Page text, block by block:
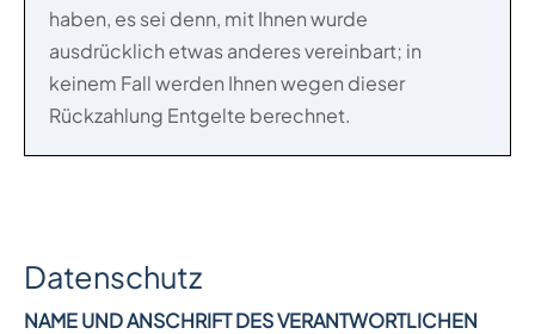
haben, es sei denn, mit Ihnen wurde
ausdrücklich etwas anderes vereinbart; in
keinem Fall werden Ihnen wegen dieser
Rückzahlung Entgelte berechnet.
Datenschutz
NAME UND ANSCHRIFT DES VERANTWORTLICHEN